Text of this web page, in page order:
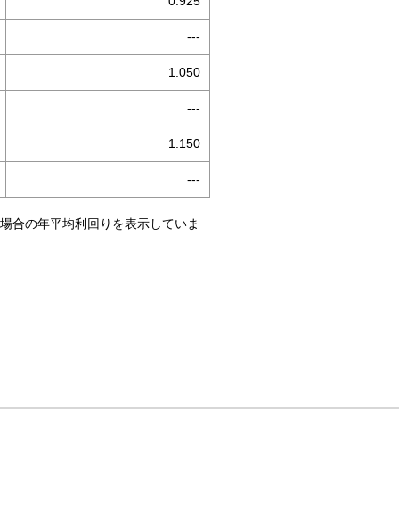
---
1.050
---
1.150
---
合の年平均利回りを表示していま